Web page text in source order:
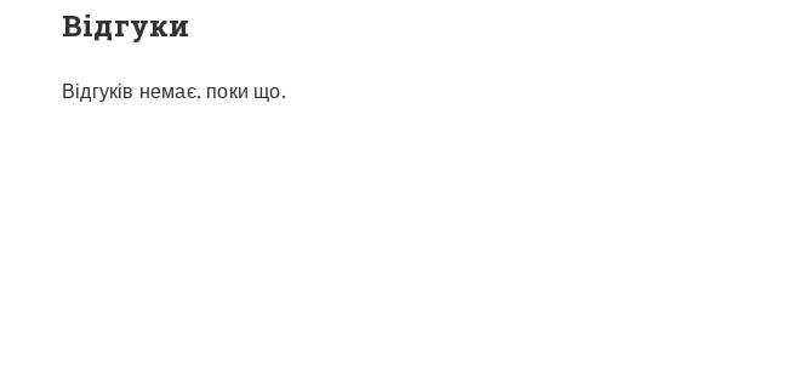
Відгуки
Відгуків немає, поки що.